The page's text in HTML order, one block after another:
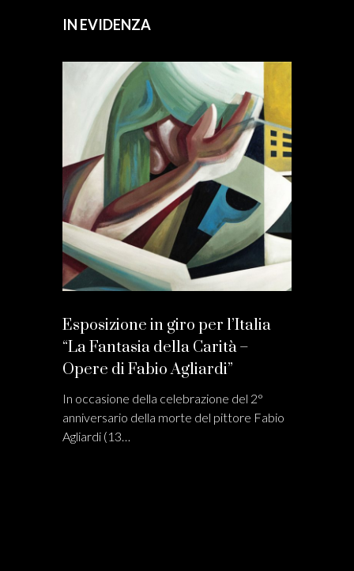
IN EVIDENZA
Esposizione in giro per l’Italia
“La Fantasia della Carità –
Opere di Fabio Agliardi”
In occasione della celebrazione del 2°
anniversario della morte del pittore Fabio
Agliardi (13…